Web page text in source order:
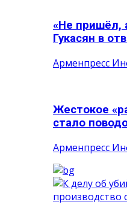
«Не пришёл,
Гукасян в
Арменпресс
Жестокое
стало
Арменпресс